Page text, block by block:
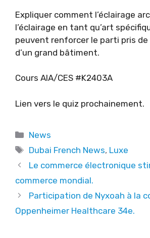
Expliquer comment l’éclairage
l’éclairage en tant qu’art
peuvent renforcer le parti pris
d’un grand bâtiment.
Cours AIA/CES #K2403A
Lien vers le quiz prochainement.
Categories
News
Tags
Dubai French News, Luxe
Le commerce électronique
commerce mondial.
Participation de Nyxoah à la
Oppenheimer Healthcare 34e.